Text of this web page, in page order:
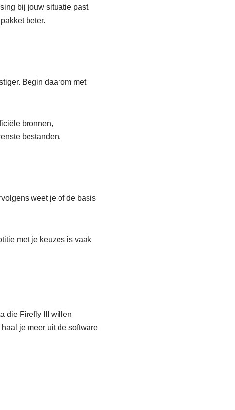
bij jouw situatie past.
beter.
Begin daarom met
bronnen,
bestanden.
weet je of de basis
met je keuzes is vaak
die Firefly III willen
je meer uit de software